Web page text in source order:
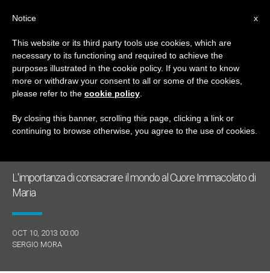
GIORNO
Ottobre 10th, 2013
ULTIME NOTIZIE
L'importanza di consacrare il mondo al Cuore Immacolato di
Maria
OCT 10, 2013 00:00
SERGIO MORA
x
Notice
This website or its third party tools use cookies, which are
necessary to its functioning and required to achieve the
purposes illustrated in the cookie policy. If you want to know
more or withdraw your consent to all or some of the cookies,
please refer to the cookie policy
By closing this banner, scrolling this page, clicking a link or
continuing to browse otherwise, you agree to the use of cookies.